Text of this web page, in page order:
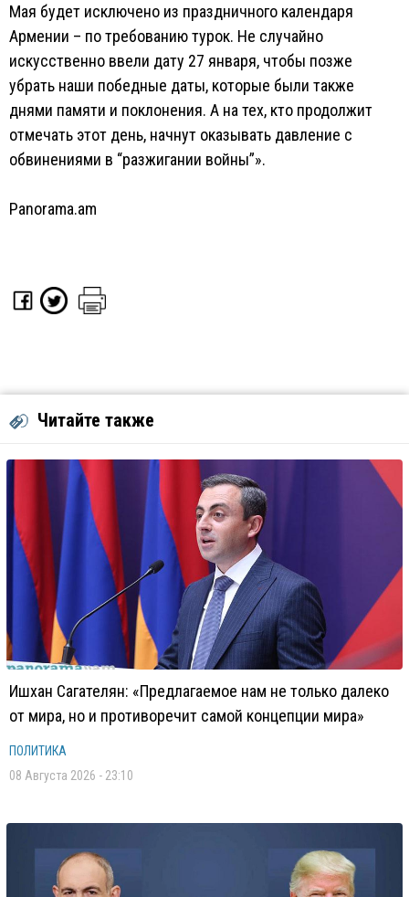
Мая будет исключено из праздничного календаря
Армении – по требованию турок. Не случайно
искусственно ввели дату 27 января, чтобы позже
убрать наши победные даты, которые были также
днями памяти и поклонения. А на тех, кто продолжит
отмечать этот день, начнут оказывать давление с
обвинениями в “разжигании войны”».
Panorama.am
Читайте также
Ишхан Сагателян: «Предлагаемое нам не только далеко
от мира, но и противоречит самой концепции мира»
ПОЛИТИКА
08 Августа 2026 - 23:10